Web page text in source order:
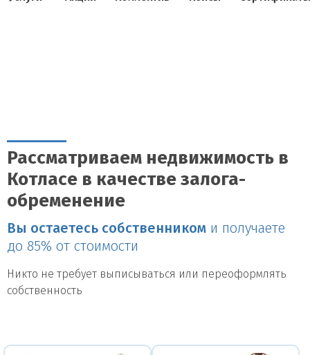
Рассматриваем недвижимость в
Котласе в качестве залога-
обременение
Вы остаетесь собственником и получаете
до 85% от стоимости
Никто не требует выписываться или переоформлять
собственность